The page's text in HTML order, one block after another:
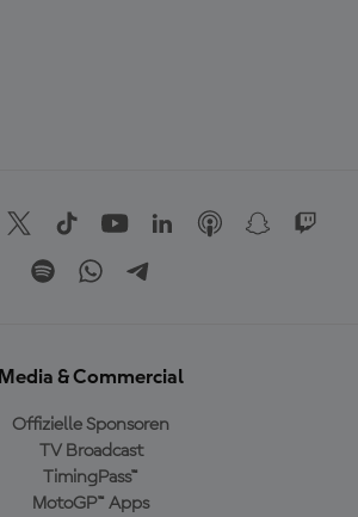
Media & Commercial
Offizielle Sponsoren
TV Broadcast
TimingPass™
MotoGP™ Apps